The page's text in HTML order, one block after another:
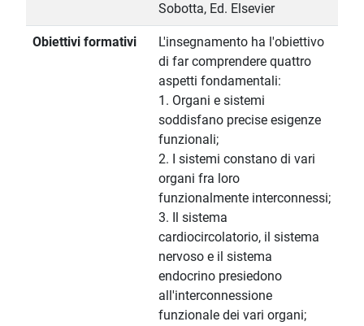
Sobotta, Ed. Elsevier
Obiettivi formativi
L'insegnamento ha l'obiettivo
di far comprendere quattro
aspetti fondamentali:
1. Organi e sistemi
soddisfano precise esigenze
funzionali;
2. I sistemi constano di vari
organi fra loro
funzionalmente interconnessi;
3. Il sistema
cardiocircolatorio, il sistema
nervoso e il sistema
endocrino presiedono
all'interconnessione
funzionale dei vari organi;